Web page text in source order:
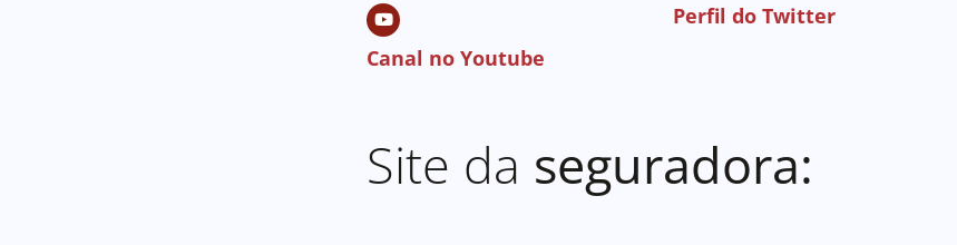
Canal no Youtube
Perfil do Twitter
Site da seguradora: